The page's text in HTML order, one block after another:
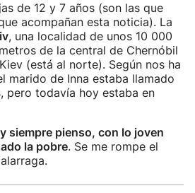
de 12 y 7 años (son las que
acompañan esta noticia). La
, una localidad de unos 10 000
de la central de Chernóbil
(está al norte). Según nos ha
marido de Inna estaba llamado
pero todavía hoy estaba en
siempre pienso, con lo joven
la pobre. Se me rompe el